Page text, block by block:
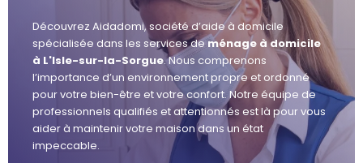
Découvrez Aidadomi, société d’aide à domicile
spécialisée dans les services deménage à domicile
à L'Isle-sur-la-Sorgue. Nous comprenons
l’importance d’un environnement propre et ordonné
pour votre bien-être et votre confort. Notre équipe de
professionnels qualifiés et attentionnés est là pour vous
aider à maintenir votre maison dans un état
impeccable.